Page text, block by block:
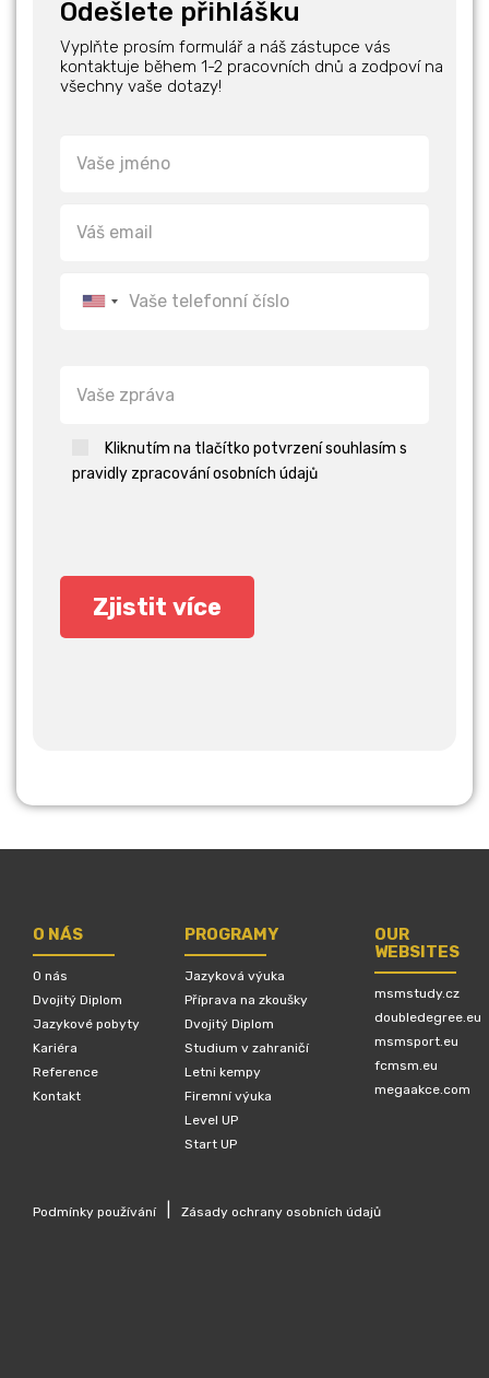
Odešlete přihlášku
Vyplňte prosím formulář a náš zástupce vás
kontaktuje během 1-2 pracovních dnů a zodpoví na
všechny vaše dotazy!
Kliknutím na tlačítko potvrzení souhlasím s
pravidly zpracování osobních údajů
O NÁS
O nás
Dvojitý Diplom
Jazykové pobyty
Kariéra
Reference
Kontakt
PROGRAMY
Jazyková výuka
Příprava na zkoušky
Dvojitý Diplom
Studium v zahraničí
Letni kempy
Firemní výuka
Level UP
Start UP
OUR
WEBSITES
msmstudy.cz
doubledegree.eu
msmsport.eu
fcmsm.eu
megaakce.com
Podmínky používání Zásady ochrany osobních údajů